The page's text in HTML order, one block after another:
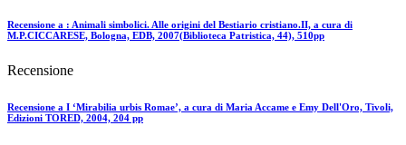
Recensione a : Animali simbolici. Alle origini del Bestiario cristiano.II, a cura di
M.P.CICCARESE, Bologna, EDB, 2007(Biblioteca Patristica, 44), 510pp
Recensione
Recensione a I ‘Mirabilia urbis Romae’, a cura di Maria Accame e Emy Dell'Oro, Tivoli,
Edizioni TORED, 2004, 204 pp